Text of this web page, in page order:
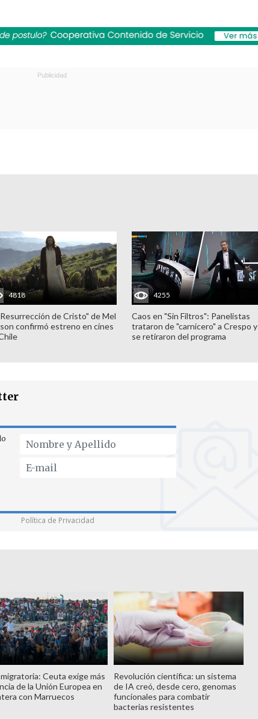
4818
de Cristo" de Mel
confirmó estreno en cines
4255
Caos en "Sin Filtros": Panelistas
trataron de "carnicero" a Crespo y
se retiraron del programa
Política de Privacidad
Ceuta exige más
de la Unión Europea en
con Marruecos
Revolución científica: un sistema
de IA creó, desde cero, genomas
funcionales para combatir
bacterias resistentes